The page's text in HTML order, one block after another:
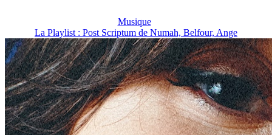
Musique
La Playlist : Post Scriptum de Numah, Belfour, Ange